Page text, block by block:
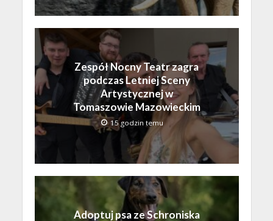
Zespół Nocny Teatr zagra
podczas Letniej Sceny
Artystycznej w
Tomaszowie Mazowieckim
15 godzin temu
Adoptuj psa ze Schroniska